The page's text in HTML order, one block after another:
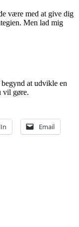
være med at give dig
Men lad mig
at udvikle en
vil gøre.
Email